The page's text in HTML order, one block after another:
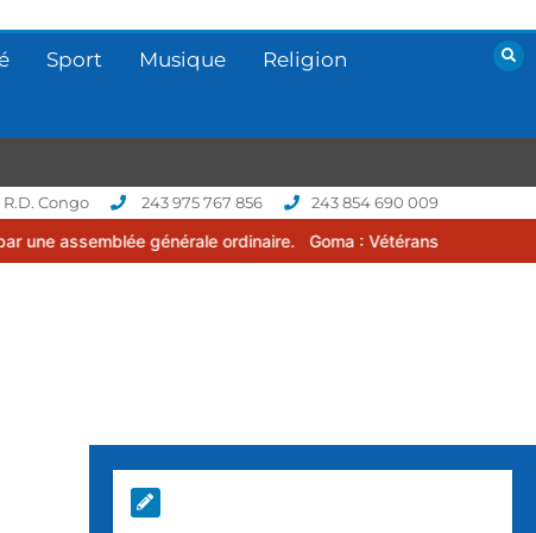
Sport Musique Religion
Congo 243 975 767 856 243 854 690 009
générale ordinaire. Goma : Vétérans Cup 2026 -2027, une